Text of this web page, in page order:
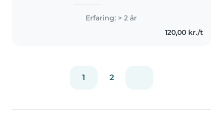
Erfaring: > 2 år
120,00 kr./t
1 2